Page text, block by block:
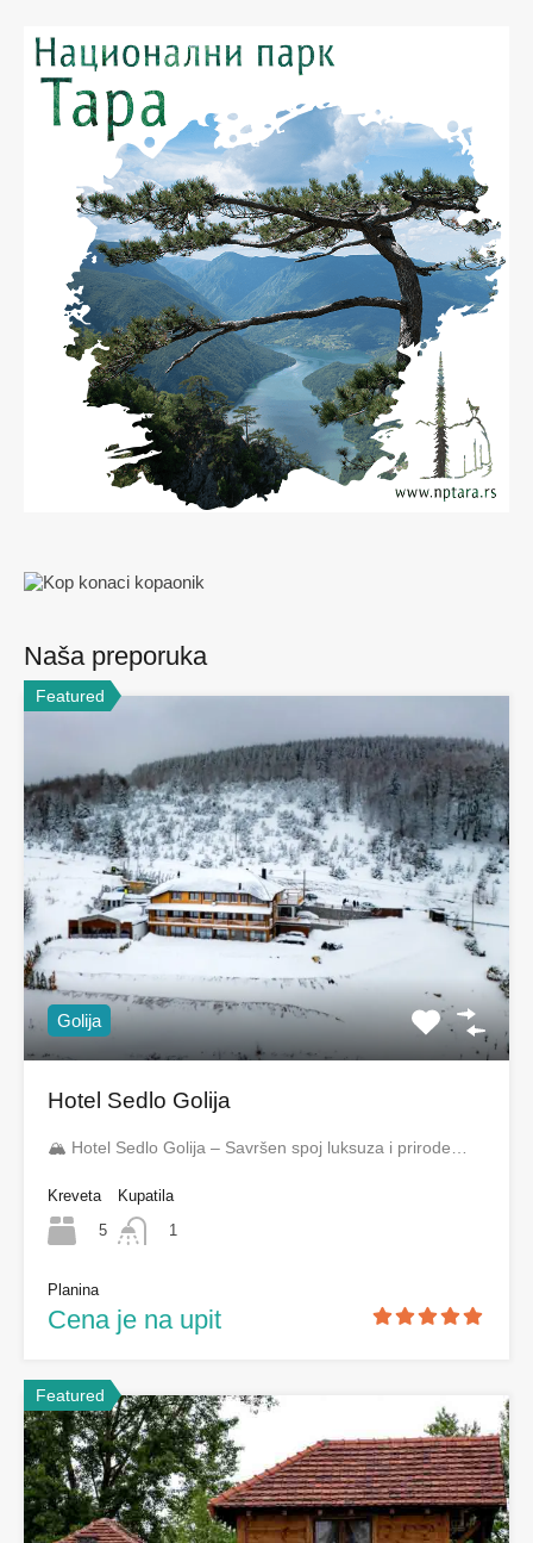
Naša preporuka
Featured
Golija
Hotel Sedlo Golija
🏔️ Hotel Sedlo Golija – Savršen spoj luksuza i prirode…
Kreveta
5
Kupatila
1
Planina
Cena je na upit
Featured